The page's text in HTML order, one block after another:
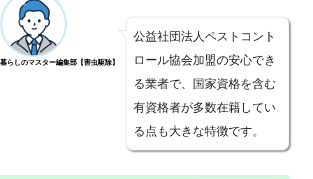
暮らしのマスター編集部【害虫駆除】
公益社団法人ペストコント
ロール協会加盟の安心でき
る業者で、国家資格を含む
有資格者が多数在籍してい
る点も大きな特徴です。